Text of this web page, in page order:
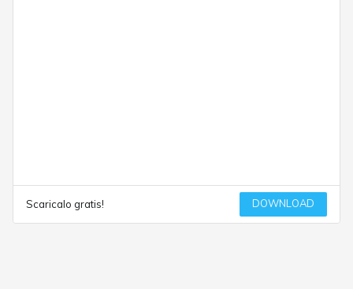
Scaricalo gratis! DOWNLOAD